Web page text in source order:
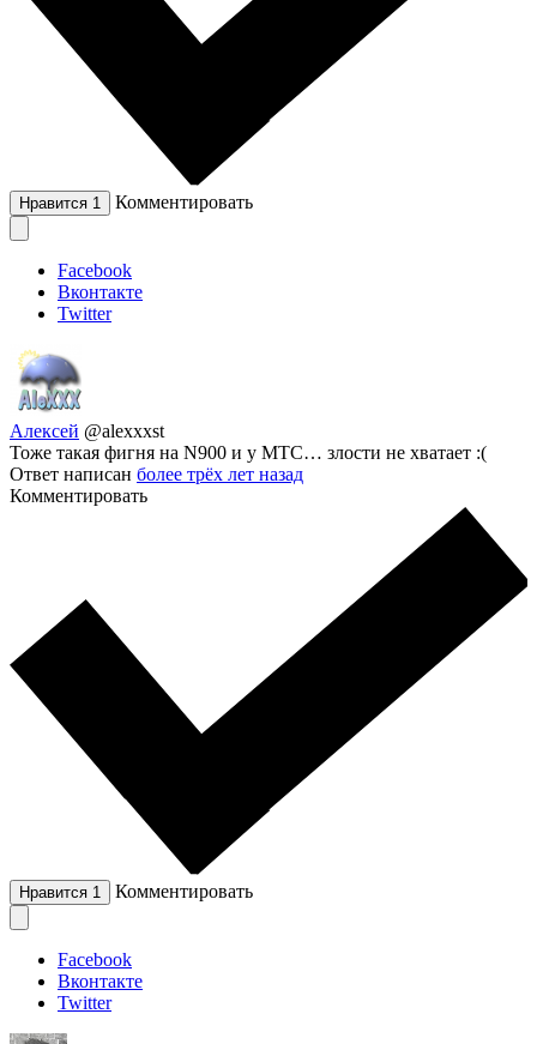
Нравится 1 Комментировать
Facebook
Вконтакте
Twitter
Алексей @alexxxst
Тоже такая фигня на N900 и у МТС… злости не хватает :(
Ответ написан более трёх лет назад
Комментировать
Нравится 1 Комментировать
Facebook
Вконтакте
Twitter